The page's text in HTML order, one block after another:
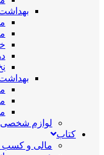
لوازم
کتاب
مالی و کسب